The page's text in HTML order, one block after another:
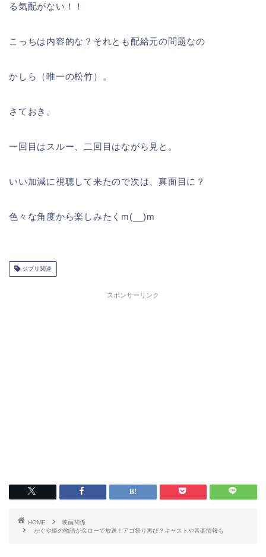
る気配がない！！
こっちは内容的な？それとも配給元の問題なの
かしら（唯一の松竹）。
さておき。
一回目はスルー、二回目はながら見と。
いい加減に視聴して来たので次は、真面目に？
色々な角度から楽しみたくm(__)m
ジブリ関連
スポンサーリンク
HOME
映画関係
かぐや姫の物語が金ローで放送！アゴ祭り再び？キャストや音楽情報も